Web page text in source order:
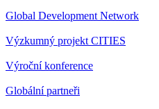
Global Development Network
Výzkumný projekt CITIES
Výroční konference
Globální partneři